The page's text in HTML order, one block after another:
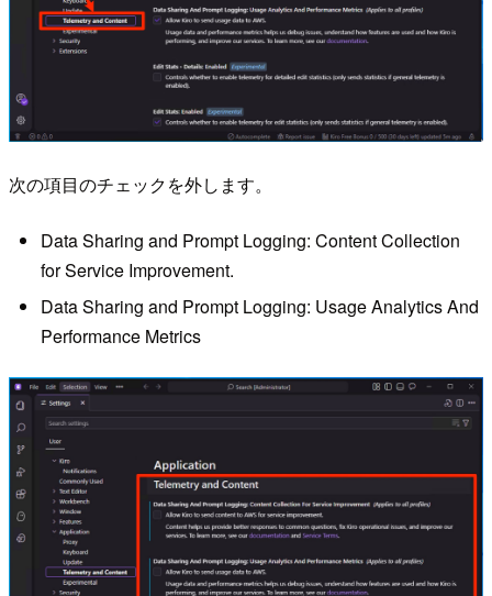
次の項目のチェックを外します。
Data Sharing and Prompt Logging: Content Collection
for Service Improvement.
Data Sharing and Prompt Logging: Usage Analytics And
Performance Metrics